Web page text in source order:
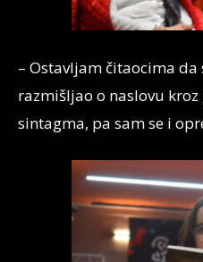
– Ostavljam čitaocima
razmišljao o naslovu
sintagma, pa sam se i